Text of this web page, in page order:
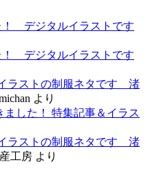
！ デジタルイラストです
！ デジタルイラストです
ラストの制服ネタです 渚
より
した！ 特集記事＆イラス
ラストの制服ネタです 渚
工房 より